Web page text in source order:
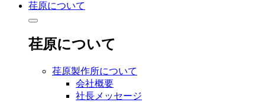
荏原について
荏原について
荏原製作所について
会社概要
社長メッセージ